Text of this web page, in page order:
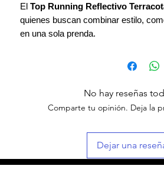
El Top Running Reflectivo
quienes buscan combinar estilo,
en una sola prenda.
No hay reseñas
Comparte tu opinión. Deja la
Dejar una